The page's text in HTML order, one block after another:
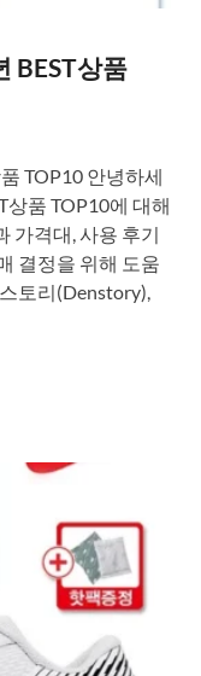
BEST상품
TOP10 안녕하세
상품 TOP10에 대해
가격대, 사용 후기
결정을 위해 도움
토리(Denstory),